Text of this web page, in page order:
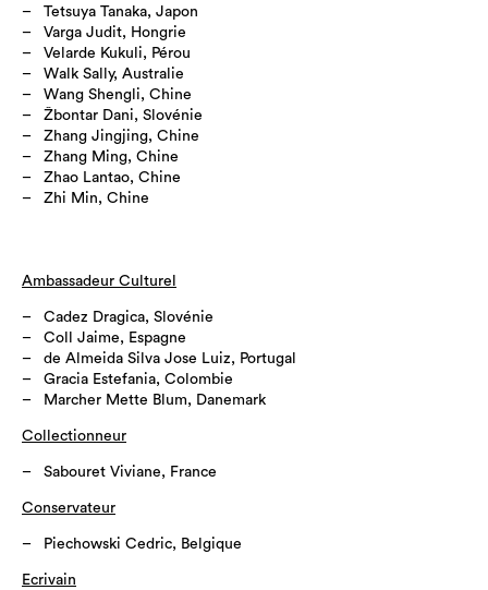
Tetsuya Tanaka, Japon
Varga Judit, Hongrie
Velarde Kukuli, Pérou
Walk Sally, Australie
Wang Shengli, Chine
Žbontar Dani, Slovénie
Zhang Jingjing, Chine
Zhang Ming, Chine
Zhao Lantao, Chine
Zhi Min, Chine
Ambassadeur Culturel
Cadez Dragica, Slovénie
Coll Jaime, Espagne
de Almeida Silva Jose Luiz, Portugal
Gracia Estefania, Colombie
Marcher Mette Blum, Danemark
Collectionneur
Sabouret Viviane, France
Conservateur
Piechowski Cedric, Belgique
Ecrivain